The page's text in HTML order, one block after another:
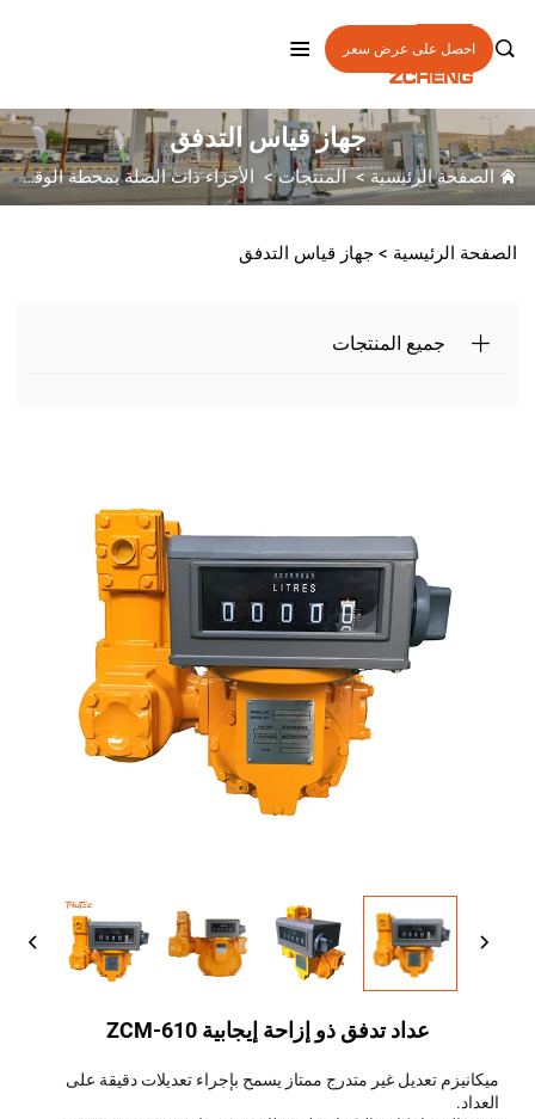
 احصل على عرض سعر
جهاز قياس التدفق
الصفحة الرئيسية>المنتجات> الأجزاء ذات الصلة بمحطة الوقود
الصفحة الرئيسية > جهاز قياس التدفق
جميع المنتجات
عداد تدفق ذو إزاحة إيجابية ZCM-610
ميكانيزم تعديل غير متدرج ممتاز يسمح بإجراء تعديلات دقيقة على
العداد.